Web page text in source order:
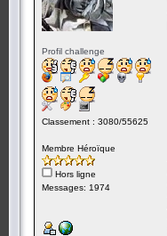
Profil challenge
Classement : 3080/55625
Membre Héroïque
Hors ligne
Messages: 1974